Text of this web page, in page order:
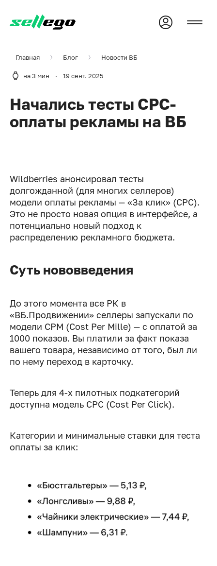
Главная Блог Новости ВБ
на 3 мин · 19 сент. 2025
Начались тесты CPC-
оплаты рекламы на ВБ
Wildberries анонсировал тесты
долгожданной (для многих селлеров)
модели оплаты рекламы — «За клик» (CPC).
Это не просто новая опция в интерфейсе, а
потенциально новый подход к
распределению рекламного бюджета.
Суть нововведения
До этого момента все РК в
«ВБ.Продвижении» селлеры запускали по
модели CPM (Cost Per Mille) — с оплатой за
1000 показов. Вы платили за факт показа
вашего товара, независимо от того, был ли
по нему переход в карточку.
Теперь для 4-x пилотных подкатегорий
доступна модель CPC (Cost Per Click).
Категории и минимальные ставки для теста
оплаты за клик: